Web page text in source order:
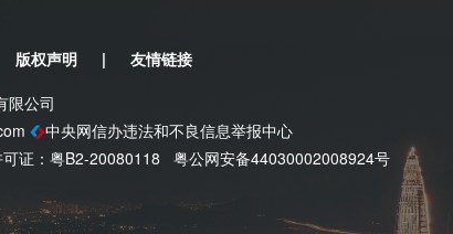
版权声明 |
友情链接
限公司
中央网信办违法和不良信息举报中心
证：粤B2-20080118 粤公网安备44030002008924号